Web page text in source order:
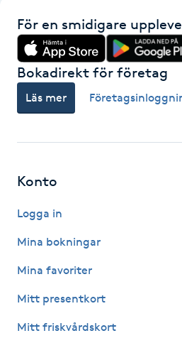
Klangmassage
Klippning
Kosmetisk tatuering
Kroppsinpackning
För en smidigare
Bokadirekt för företag
Läs mer
Konto
Logga in
Mina bokningar
Mina favoriter
Mitt presentkort
Mitt friskvårdskort